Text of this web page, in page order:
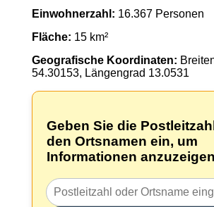
Einwohnerzahl: 16.367 Personen
Fläche: 15 km²
Geografische Koordinaten:
54.30153, Längengrad 13.0531
Geben Sie die
den Ortsnamen ein, um
Informationen